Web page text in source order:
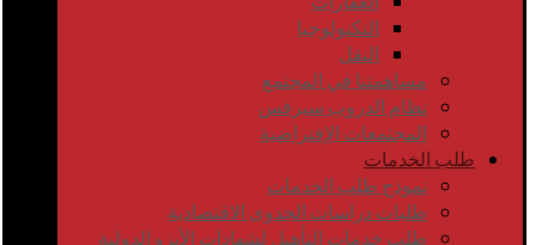
التكنولوجيا
النقل
مساهمتنا في المجتمع
نظام الدروب سيرفس
المجتمعات الإفتراضية
طلب الخدمات
نموذج طلب الخدمات
طلبات دراسات الجدوى الاقتصادية
طلب خدمات التأهيل لشهادات الأيزو الدولية